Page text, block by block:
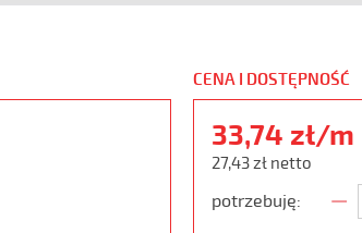
CENA I DOSTĘPNOŚĆ
33,74 zł/m
27,43 zł netto
potrzebuję: